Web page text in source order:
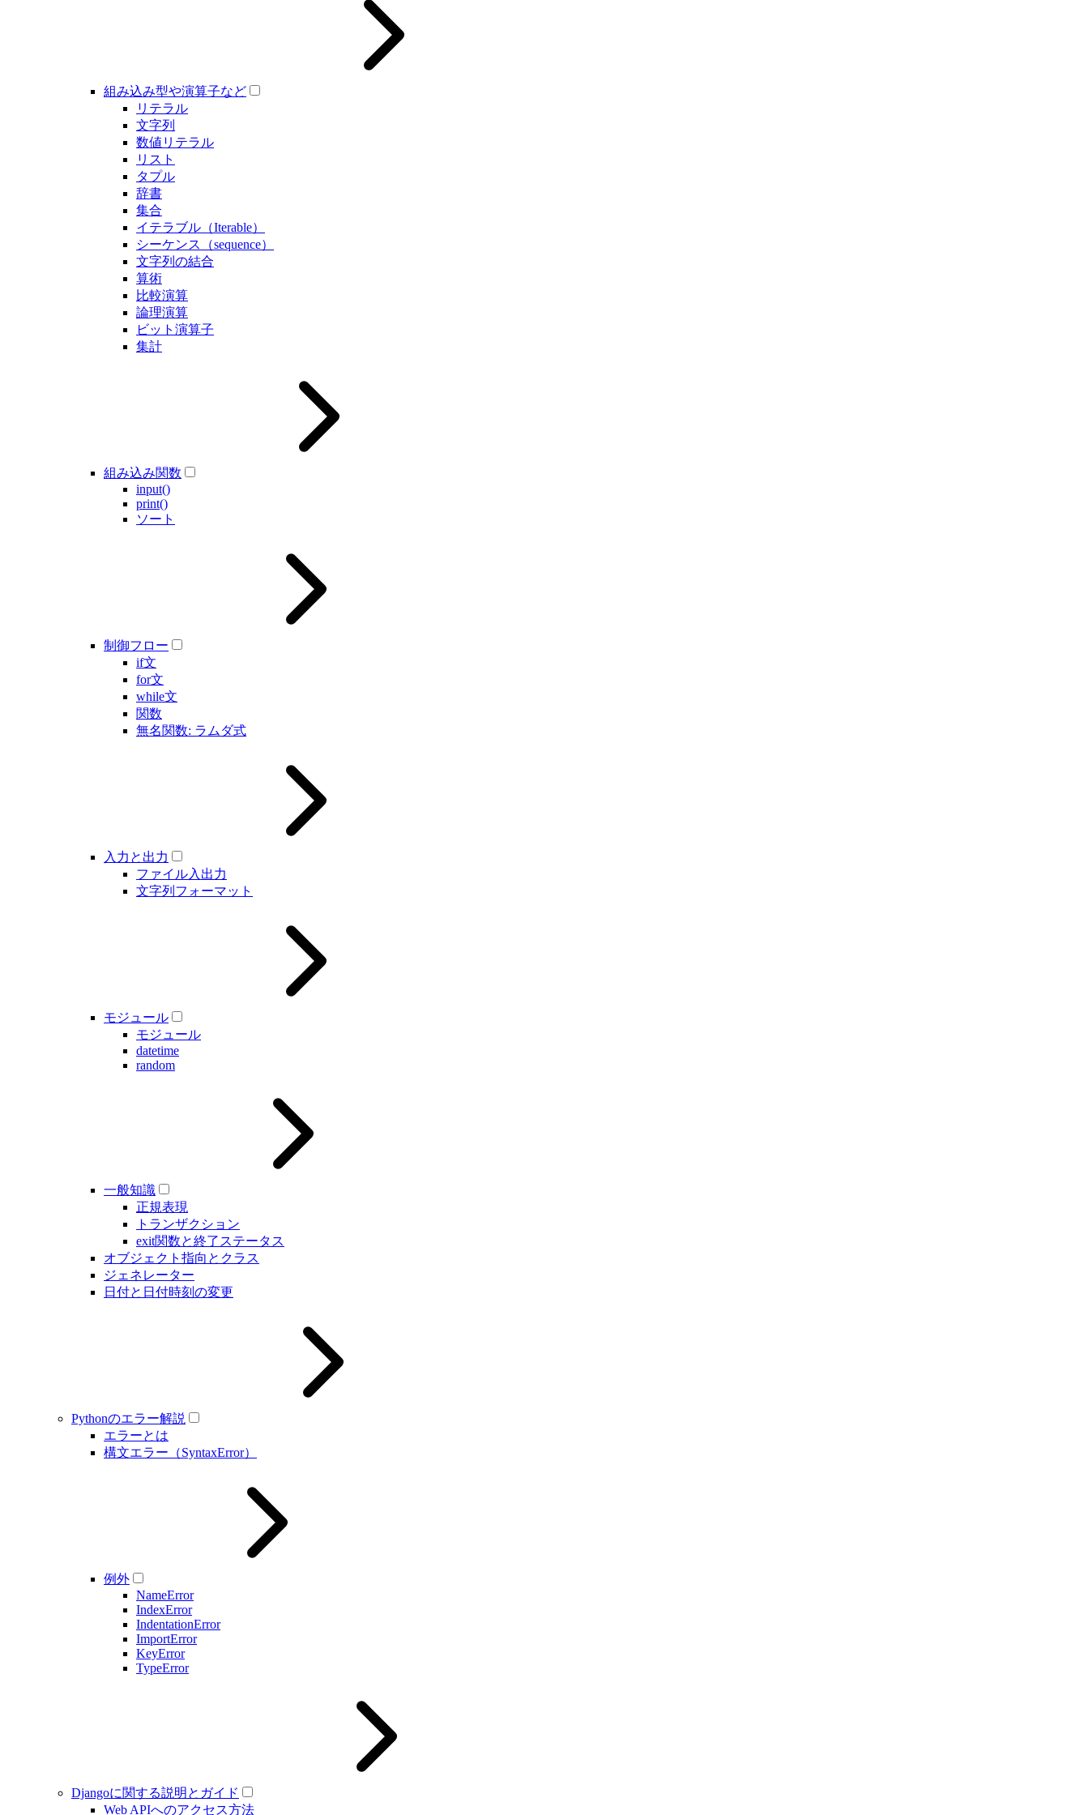
組み込み型や演算子など
リテラル
文字列
数値リテラル
リスト
タプル
辞書
集合
イテラブル（Iterable）
シーケンス（sequence）
文字列の結合
算術
比較演算
論理演算
ビット演算子
集計
組み込み関数
input()
print()
ソート
制御フロー
if文
for文
while文
関数
無名関数: ラムダ式
入力と出力
ファイル入出力
文字列フォーマット
モジュール
モジュール
datetime
random
一般知識
正規表現
トランザクション
exit関数と終了ステータス
オブジェクト指向とクラス
ジェネレーター
日付と日付時刻の変更
Pythonのエラー解説
エラーとは
構文エラー（SyntaxError）
例外
NameError
IndexError
IndentationError
ImportError
KeyError
TypeError
Djangoに関する説明とガイド
Web APIへのアクセス方法